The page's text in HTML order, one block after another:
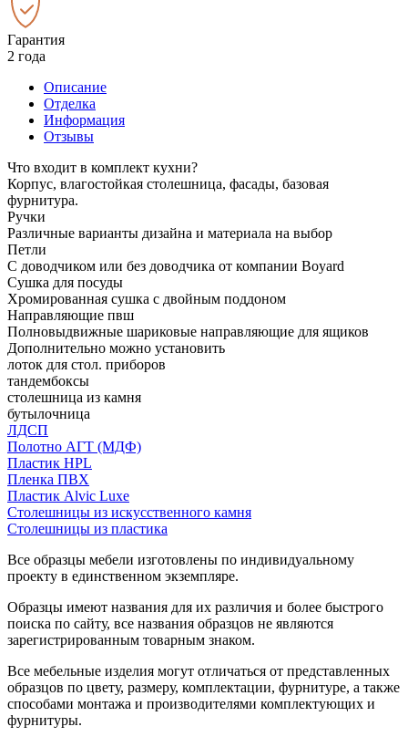
Гарантия
2 года
Описание
Отделка
Информация
Отзывы
Что входит в комплект кухни?
Корпус, влагостойкая столешница, фасады, базовая
фурнитура.
Ручки
Различные варианты дизайна и материала на выбор
Петли
С доводчиком или без доводчика от компании Boyard
Сушка для посуды
Хромированная сушка с двойным поддоном
Направляющие пвш
Полновыдвижные шариковые направляющие для ящиков
Дополнительно можно установить
лоток для стол. приборов
тандембоксы
столешница из камня
бутылочница
ЛДСП
Полотно АГТ (МДФ)
Пластик HPL
Пленка ПВХ
Пластик Alvic Luxe
Столешницы из искусственного камня
Столешницы из пластика
Все образцы мебели изготовлены по индивидуальному
проекту в единственном экземпляре.
Образцы имеют названия для их различия и более быстрого
поиска по сайту, все названия образцов не являются
зарегистрированным товарным знаком.
Все мебельные изделия могут отличаться от представленных
образцов по цвету, размеру, комплектации, фурнитуре, а также
способами монтажа и производителями комплектующих и
фурнитуры.